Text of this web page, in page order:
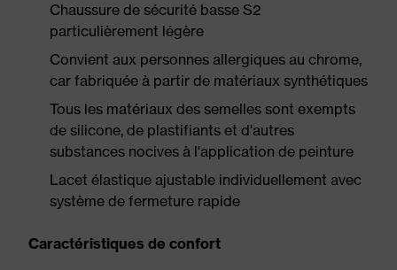
Chaussure de sécurité basse S2
particulièrement légère
Convient aux personnes allergiques au chrome,
car fabriquée à partir de matériaux synthétiques
Tous les matériaux des semelles sont exempts
de silicone, de plastifiants et d'autres
substances nocives à l'application de peinture
Lacet élastique ajustable individuellement avec
système de fermeture rapide
Caractéristiques de confort